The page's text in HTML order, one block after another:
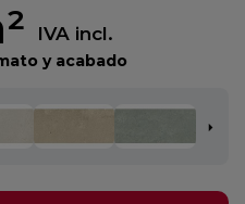
IVA incl.
y acabado